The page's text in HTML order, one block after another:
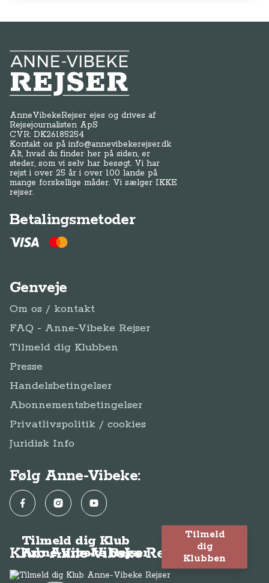
Anne-Vibeke Rejser
AnneVibekeRejser ejes og drives af
Rejsejournalisten ApS
CVR: DK26185254
Kontakt os påinfo@annevibekerejser.dk
Alt, hvad du finder her på siden, er
steder, som vi selv har besøgt. Vi har
rejst i over 25 år i over 100 lande på
mange forskellige måder. Vi sælger IKKE
rejser.
Betalingsmetoder
Genveje
Om os / kontakt
FAQ - Anne-Vibeke Rejser
Tilmeld dig Klubben
Presse
Handelsbetingelser
Abonnementsbetingelser
Privatlivspolitik / cookies
Juridisk Info
Følg Anne-Vibeke:
FacebookInstagramYouTube
Klub Anne-Vibeke Rejser
Tilmeld dig Klub
Anne-Vibeke Rejser
Tilmeld
dig
Klubben